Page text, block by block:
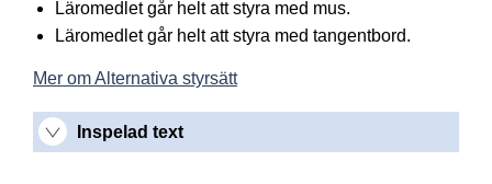
Läromedlet går helt att styra med mus.
Läromedlet går helt att styra med tangentbord.
Mer om Alternativa styrsätt
Inspelad text